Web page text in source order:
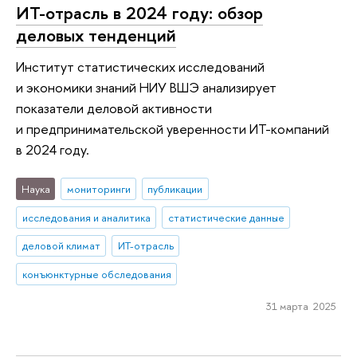
ИТ-отрасль в 2024 году: обзор
деловых тенденций
Институт статистических исследований
и экономики знаний НИУ ВШЭ анализирует
показатели деловой активности
и предпринимательской уверенности ИТ-компаний
в 2024 году.
Наука мониторинги
публикации
исследования и аналитика
статистические данные
деловой климат
ИТ-отрасль
конъюнктурные обследования
31 марта 2025